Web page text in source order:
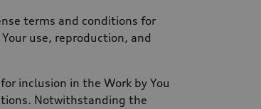
terms and conditions for
use, reproduction, and
inclusion in the Work by You
Notwithstanding the